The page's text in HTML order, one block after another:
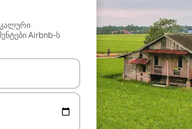
Airbnb‑ს
გახდება, ნავიგაციისთვის გამოიყენეთ კლავიშები